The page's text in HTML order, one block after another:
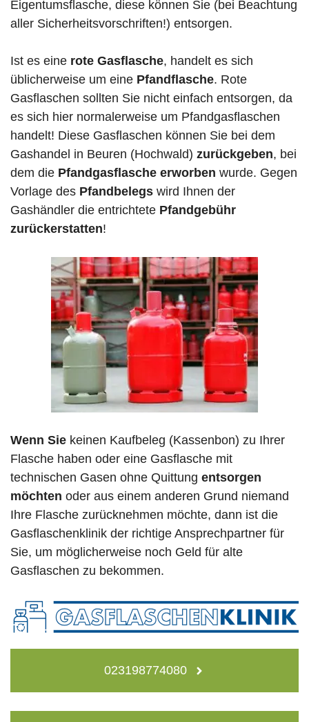
Eigentumsflasche, diese können Sie (bei Beachtung
aller Sicherheitsvorschriften!) entsorgen.
Ist es eine rote Gasflasche, handelt es sich
üblicherweise um eine Pfandflasche. Rote
Gasflaschen sollten Sie nicht einfach entsorgen, da
es sich hier normalerweise um Pfandgasflaschen
handelt! Diese Gasflaschen können Sie bei dem
Gashandel in Beuren (Hochwald) zurückgeben, bei
dem die Pfandgasflasche erworben wurde. Gegen
Vorlage des Pfandbelegs wird Ihnen der
Gashändler die entrichtete Pfandgebühr
zurückerstatten!
Wenn Sie keinen Kaufbeleg (Kassenbon) zu Ihrer
Flasche haben oder eine Gasflasche mit
technischen Gasen ohne Quittung entsorgen
möchten oder aus einem anderen Grund niemand
Ihre Flasche zurücknehmen möchte, dann ist die
Gasflaschenklinik der richtige Ansprechpartner für
Sie, um möglicherweise noch Geld für alte
Gasflaschen zu bekommen.
023198774080